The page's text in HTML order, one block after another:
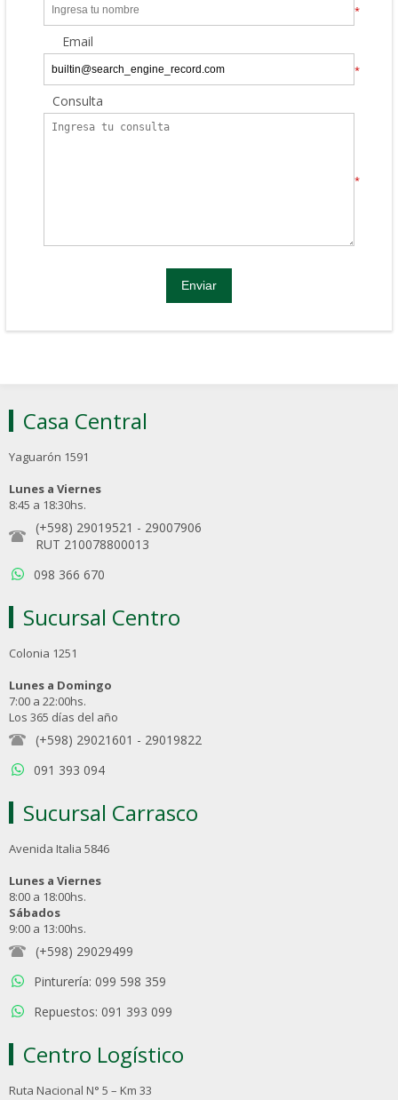
*
Email
*
Consulta
*
Casa Central
Yaguarón 1591
Lunes a Viernes
8:45 a 18:30hs.
(+598) 29019521 - 29007906
RUT 210078800013
098 366 670
Sucursal Centro
Colonia 1251
Lunes a Domingo
7:00 a 22:00hs.
Los 365 días del año
(+598) 29021601 - 29019822
091 393 094
Sucursal Carrasco
Avenida Italia 5846
Lunes a Viernes
8:00 a 18:00hs.
Sábados
9:00 a 13:00hs.
(+598) 29029499
Pinturería: 099 598 359
Repuestos: 091 393 099
Centro Logístico
Ruta Nacional N° 5 – Km 33